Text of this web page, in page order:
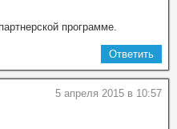
программе.
Ответить
5 апреля 2015 в 10:57